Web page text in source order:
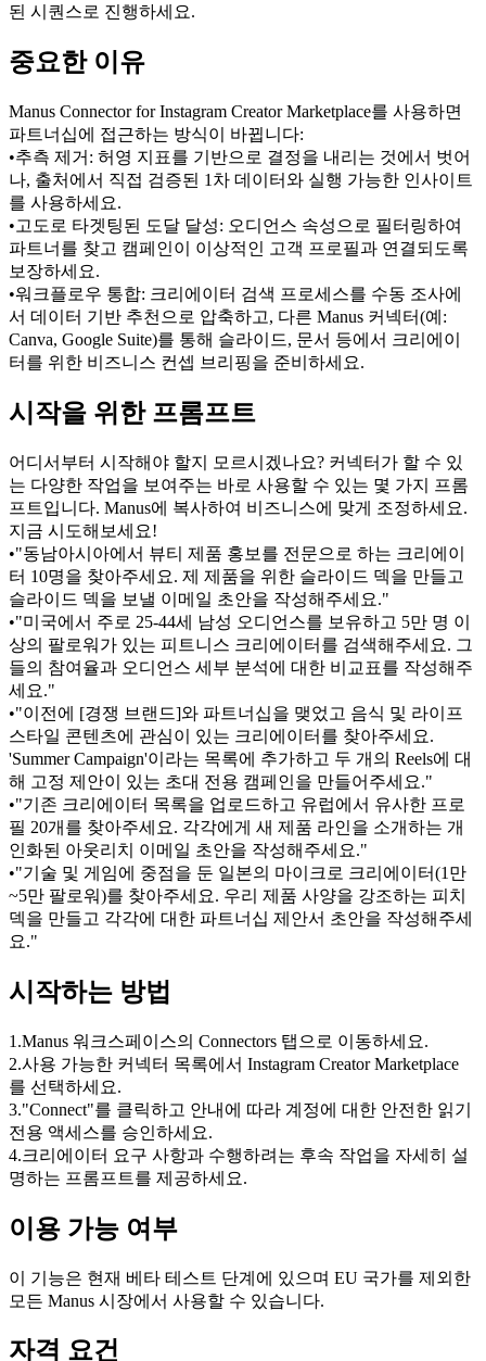
된 시퀀스로 진행하세요.
중요한 이유
Manus Connector for Instagram Creator Marketplace를 사용하면
파트너십에 접근하는 방식이 바뀝니다:
•추측 제거: 허영 지표를 기반으로 결정을 내리는 것에서 벗어
나, 출처에서 직접 검증된 1차 데이터와 실행 가능한 인사이트
를 사용하세요.
•고도로 타겟팅된 도달 달성: 오디언스 속성으로 필터링하여
파트너를 찾고 캠페인이 이상적인 고객 프로필과 연결되도록
보장하세요.
•워크플로우 통합: 크리에이터 검색 프로세스를 수동 조사에
서 데이터 기반 추천으로 압축하고, 다른 Manus 커넥터(예:
Canva, Google Suite)를 통해 슬라이드, 문서 등에서 크리에이
터를 위한 비즈니스 컨셉 브리핑을 준비하세요.
시작을 위한 프롬프트
어디서부터 시작해야 할지 모르시겠나요? 커넥터가 할 수 있
는 다양한 작업을 보여주는 바로 사용할 수 있는 몇 가지 프롬
프트입니다. Manus에 복사하여 비즈니스에 맞게 조정하세요.
지금 시도해보세요!
•"동남아시아에서 뷰티 제품 홍보를 전문으로 하는 크리에이
터 10명을 찾아주세요. 제 제품을 위한 슬라이드 덱을 만들고
슬라이드 덱을 보낼 이메일 초안을 작성해주세요."
•"미국에서 주로 25-44세 남성 오디언스를 보유하고 5만 명 이
상의 팔로워가 있는 피트니스 크리에이터를 검색해주세요. 그
들의 참여율과 오디언스 세부 분석에 대한 비교표를 작성해주
세요."
•"이전에 [경쟁 브랜드]와 파트너십을 맺었고 음식 및 라이프
스타일 콘텐츠에 관심이 있는 크리에이터를 찾아주세요.
'Summer Campaign'이라는 목록에 추가하고 두 개의 Reels에 대
해 고정 제안이 있는 초대 전용 캠페인을 만들어주세요."
•"기존 크리에이터 목록을 업로드하고 유럽에서 유사한 프로
필 20개를 찾아주세요. 각각에게 새 제품 라인을 소개하는 개
인화된 아웃리치 이메일 초안을 작성해주세요."
•"기술 및 게임에 중점을 둔 일본의 마이크로 크리에이터(1만
~5만 팔로워)를 찾아주세요. 우리 제품 사양을 강조하는 피치
덱을 만들고 각각에 대한 파트너십 제안서 초안을 작성해주세
요."
시작하는 방법
1 .Manus 워크스페이스의 Connectors 탭으로 이동하세요.
2.사용 가능한 커넥터 목록에서 Instagram Creator Marketplace
를 선택하세요.
3."Connect"를 클릭하고 안내에 따라 계정에 대한 안전한 읽기
전용 액세스를 승인하세요.
4.크리에이터 요구 사항과 수행하려는 후속 작업을 자세히 설
명하는 프롬프트를 제공하세요.
이용 가능 여부
이 기능은 현재 베타 테스트 단계에 있으며 EU 국가를 제외한
모든 Manus 시장에서 사용할 수 있습니다.
자격 요건